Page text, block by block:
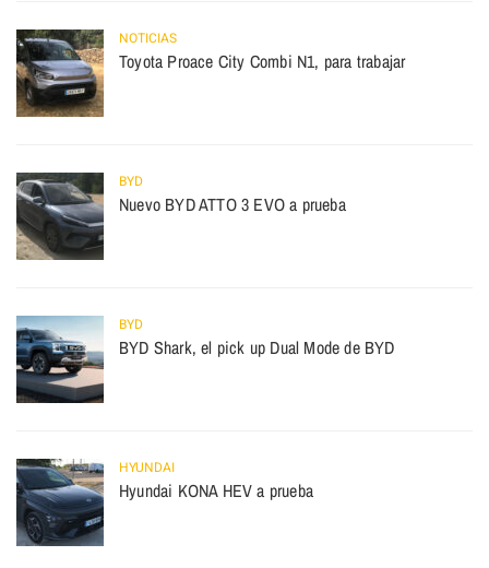
NOTICIAS
Toyota Proace City Combi N1, para trabajar
BYD
Nuevo BYD ATTO 3 EVO a prueba
BYD
BYD Shark, el pick up Dual Mode de BYD
HYUNDAI
Hyundai KONA HEV a prueba